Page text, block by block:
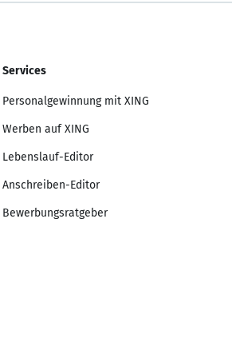
Services
Personalgewinnung mit XING
Werben auf XING
Lebenslauf-Editor
Anschreiben-Editor
Bewerbungsratgeber